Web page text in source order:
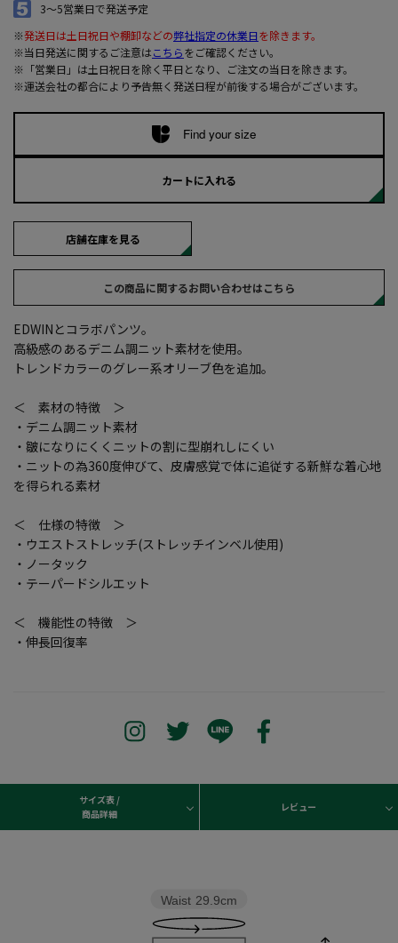
3～5営業日で発送予定
※発送日は土日祝日や棚卸などの弊社指定の休業日を除きます。
※当日発送に関するご注意はこちらをご確認ください。
※「営業日」は土日祝日を除く平日となり、ご注文の当日を除きます。
※運送会社の都合により予告無く発送日程が前後する場合がございます。
Find your size
カートに入れる
店舗在庫を見る
この商品に関するお問い合わせはこちら
EDWINとコラボパンツ。
高級感のあるデニム調ニット素材を使用。
トレンドカラーのグレー系オリーブ色を追加。
＜ 素材の特徴 ＞
・デニム調ニット素材
・皺になりにくくニットの割に型崩れしにくい
・ニットの為360度伸びて、皮膚感覚で体に追従する新鮮な着心地
を得られる素材
＜ 仕様の特徴 ＞
・ウエストストレッチ(ストレッチインベル使用)
・ノータック
・テーパードシルエット
＜ 機能性の特徴 ＞
・伸長回復率
サイズ表 /
商品詳細
レビュー
Waist 29.9cm